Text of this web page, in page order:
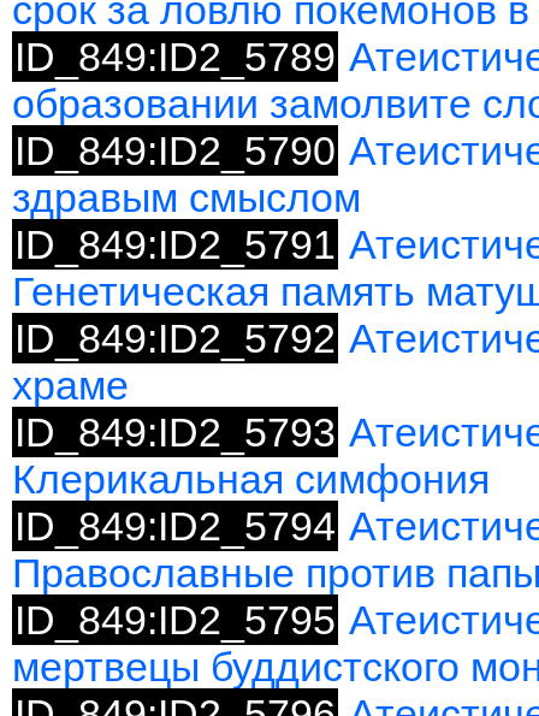
ID_849:ID2_5789
образовании замолвите
ID_849:ID2_5790
здравым смыслом
ID_849:ID2_5791
Генетическая память
ID_849:ID2_5792
храме
ID_849:ID2_5793
Клерикальная симфония
ID_849:ID2_5794
Православные против
ID_849:ID2_5795
мертвецы буддистского